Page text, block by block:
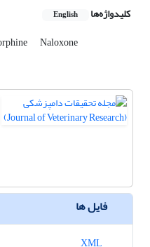
کلیدواژه‌ها English
Naloxone
فایل ها